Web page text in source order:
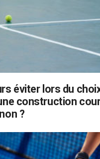
éviter lors du
construction
?